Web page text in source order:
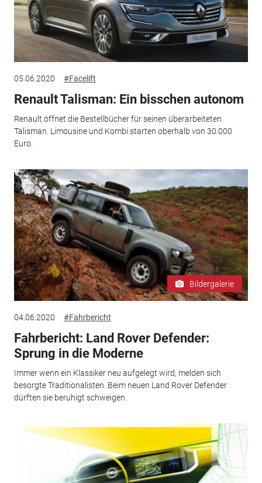
05.06.2020 #Facelift
Renault Talisman: Ein bisschen autonom
Renault öffnet die Bestellbücher für seinen überarbeiteten
Talisman. Limousine und Kombi starten oberhalb von 30.000
Euro.
Bildergalerie
04.06.2020 #Fahrbericht
Fahrbericht: Land Rover Defender:
Sprung in die Moderne
Immer wenn ein Klassiker neu aufgelegt wird, melden sich
besorgte Traditionalisten. Beim neuen Land Rover Defender
dürften sie beruhigt schweigen.